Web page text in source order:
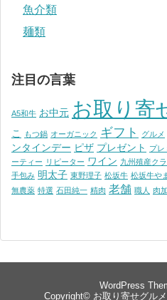
魚介類
麺類
注目の言葉
A5和牛 お中元 お取り寄
こ
もつ鍋 オーガニック ギフト グルメ
ンタインデー ピザ プレゼント プレ
ーティー リピーター ワイン 九州殖産ク
手包み 明太子 東野理子 松坂牛 松坂牛や
無農薬 特選 石田純一 精肉 老舗 職人 肉
WordPress
Copyright© お取り寄せグルメ